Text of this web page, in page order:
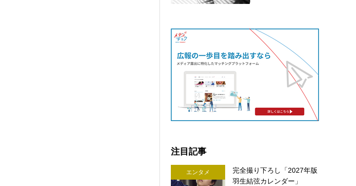
注目記事
エンタメ
完全撮り下ろし「2027年版
羽生結弦カレンダー」